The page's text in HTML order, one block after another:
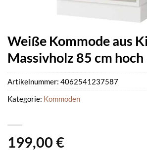
Weiße Kommode aus
Massivholz 85 cm hoch
199,00 €
Artikelnummer: 4062541237587
Kategorie: Kommoden